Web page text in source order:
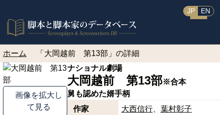
JP EN
ホーム 「大岡越前 第13部」の詳細
画像を拡大し
て見る
ナショナル劇場
大岡越前 第13部※合本
舅も認めた婿手柄
作家
大西信行 葉村彰子